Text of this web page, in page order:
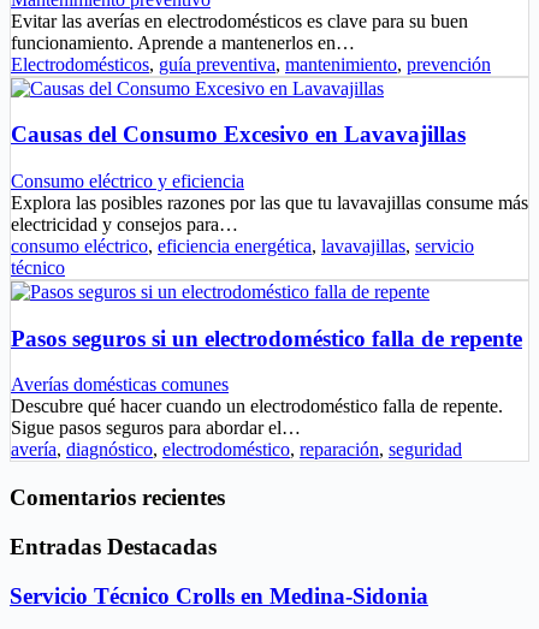
Evitar las averías en electrodomésticos es clave para su buen
funcionamiento. Aprende a mantenerlos en…
Electrodomésticos, guía preventiva, mantenimiento, prevención
Causas del Consumo Excesivo en Lavavajillas
Consumo eléctrico y eficiencia
Explora las posibles razones por las que tu lavavajillas consume más
electricidad y consejos para…
consumo eléctrico, eficiencia energética, lavavajillas, servicio
técnico
Pasos seguros si un electrodoméstico falla de repente
Averías domésticas comunes
Descubre qué hacer cuando un electrodoméstico falla de repente.
Sigue pasos seguros para abordar el…
avería, diagnóstico, electrodoméstico, reparación, seguridad
Comentarios recientes
Entradas Destacadas
Servicio Técnico Crolls en Medina-Sidonia